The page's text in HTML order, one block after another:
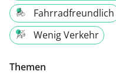
Fahrradfreundlich
Wenig Verkehr
Themen